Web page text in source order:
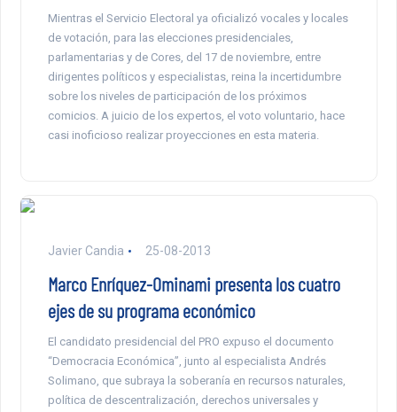
Mientras el Servicio Electoral ya oficializó vocales y locales
de votación, para las elecciones presidenciales,
parlamentarias y de Cores, del 17 de noviembre, entre
dirigentes políticos y especialistas, reina la incertidumbre
sobre los niveles de participación de los próximos
comicios. A juicio de los expertos, el voto voluntario, hace
casi inoficioso realizar proyecciones en esta materia.
Javier Candia 25-08-2013
Marco Enríquez-Ominami presenta los cuatro
ejes de su programa económico
El candidato presidencial del PRO expuso el documento
“Democracia Económica”, junto al especialista Andrés
Solimano, que subraya la soberanía en recursos naturales,
política de descentralización, derechos universales y